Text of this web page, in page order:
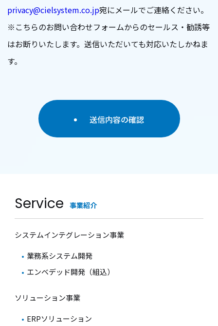
■個人情報の委託について
個人情報の取扱いを外部に委託する場合は、当社
■取得した個人情報の開示等に応じる問い合わせ
三者への提供の停止、第三者提供記録の開示
ります。
■個人情報を与えることの任意性及び該当情報を
与えなかった場合に生じる結果
privacy@cielsystem.co.jp宛にメールでご連絡ください。
※こちらのお問い合わせフォームからのセールス・勧誘等
はお断りいたします。送信いただいても対応いたしかねま
す。
送信内容の確認
Service 事業紹介
システムインテグレーション事業
業務系システム開発
エンベデッド開発（組込）
ソリューション事業
ERPソリューション